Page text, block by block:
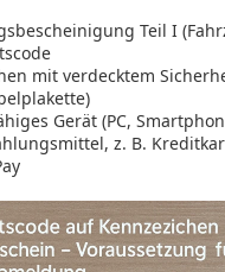
Teil I
mit verdecktem
Gerät (PC,
, z. B.